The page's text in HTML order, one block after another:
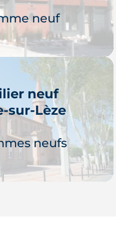
neuf
neuf
sur-Lèze
neufs